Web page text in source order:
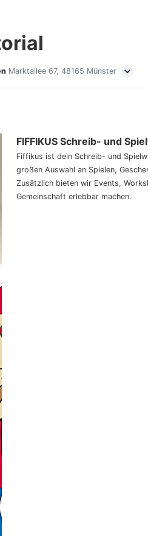
Marktallee 67, 48165 Münster
FIFFIKUS Schreib- und
Fiffikus ist dein Schreib- und
großen Auswahl an Spielen,
Zusätzlich bieten wir Events,
Gemeinschaft erlebbar machen.